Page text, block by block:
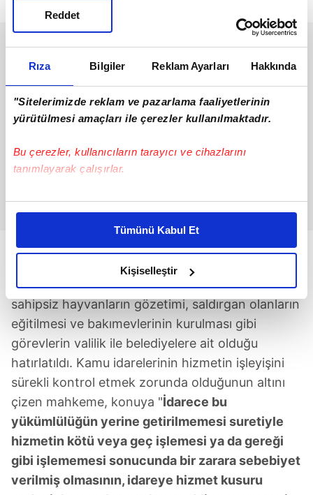
Rıza Bilgiler Reklam Ayarları Hakkında
"Sitelerimizde reklam ve pazarlama faaliyetlerinin
yürütülmesi amaçları ile çerezler kullanılmaktadır.
Bu çerezler, kullanıcıların tarayıcı ve cihazlarını
tanımlayarak çalışırlar.
Bu çerezlere izin vermeniz halinde sizlere özel
daha iyi reklam deneyimi yaşatabiliriz. Bunu yaparken
amacımızın size daha iyi bir reklam deneyimi sunmak
olduğunu ve sizlere en iyi içerikleri sunabilmek adına
elimizden gelen çabayı gösterdiğimizi ve bu noktada,
reklamların maliyetlerimizi karşılamak noktasında tek gelir
kalemimiz olduğunu sizlere hatırlatmak isteriz.
Her halükârda, kullanıcılar, bu çerezlere izin vermedikleri
takdirde, kullanıcılara hedefli reklamlar
gösterilmeyecektir."
Sizlere daha iyi bir hizmet sunabilmek için İnternet
Sitemizde kendimize ve üçüncü kişilere ait çerezler
kullanılmaktadır. Bu çerezler vasıtasıyla çeşitli kişisel
verileriniz işlenmekte olup gerekli olan çerezler bilgi
toplumu hizmetlerinin sunulması amacıyla
Tümünü Kabul Et
Kişiselleştir
Reddet
"İDAREYE HİZMET KUSURU YÜKLER"
İlgili kanun maddelerine atıf yapılan kararda,
sahipsiz hayvanların gözetimi, saldırgan olanların
eğitilmesi ve bakımevlerinin kurulması gibi
görevlerin valilik ile belediyelere ait olduğu
hatırlatıldı. Kamu idarelerinin hizmetin işleyişini
sürekli kontrol etmek zorunda olduğunun altını
çizen mahkeme, konuya "İdarece bu
yükümlülüğün yerine getirilmemesi suretiyle
hizmetin kötü veya geç işlemesi ya da gereği
gibi işlememesi sonucunda bir zarara sebebiyet
verilmiş olmasının, idareye hizmet kusuru